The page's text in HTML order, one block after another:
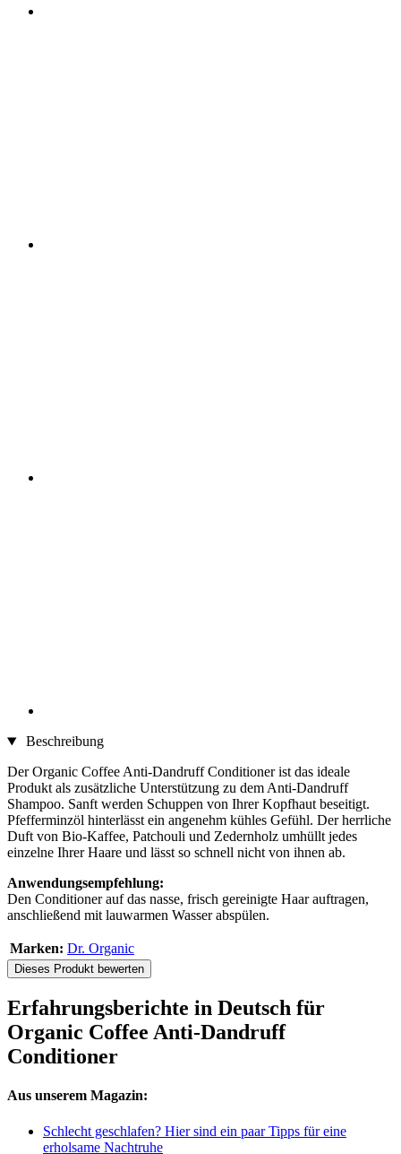
Beschreibung
Der Organic Coffee Anti-Dandruff Conditioner ist das ideale
Produkt als zusätzliche Unterstützung zu dem Anti-Dandruff
Shampoo. Sanft werden Schuppen von Ihrer Kopfhaut beseitigt.
Pfefferminzöl hinterlässt ein angenehm kühles Gefühl. Der herrliche
Duft von Bio-Kaffee, Patchouli und Zedernholz umhüllt jedes
einzelne Ihrer Haare und lässt so schnell nicht von ihnen ab.
Anwendungsempfehlung:
Den Conditioner auf das nasse, frisch gereinigte Haar auftragen,
anschließend mit lauwarmen Wasser abspülen.
Marken: Dr. Organic
Dieses Produkt bewerten
Erfahrungsberichte in Deutsch für
Organic Coffee Anti-Dandruff
Conditioner
Aus unserem Magazin:
Schlecht geschlafen? Hier sind ein paar Tipps für eine
erholsame Nachtruhe